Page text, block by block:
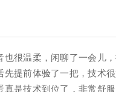
很温柔，闲聊了一会儿
提前体验了一把，技术
是技术到位了，非常舒